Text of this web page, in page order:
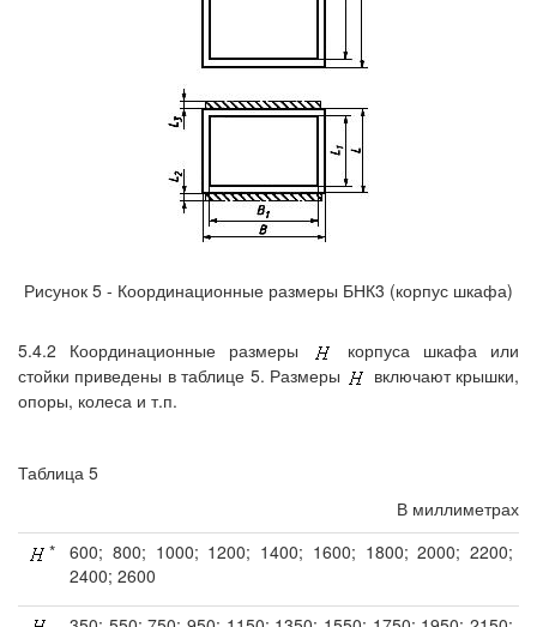
Рисунок 5 - Координационные размеры БНК3 (корпус шкафа)
5.4.2 Координационные размеры
корпуса шкафа или
стойки приведены в таблице 5. Размеры
включают крышки,
опоры, колеса и т.п.
Таблица 5
В миллиметрах
* 600; 800; 1000; 1200; 1400; 1600; 1800; 2000; 2200;
2400; 2600